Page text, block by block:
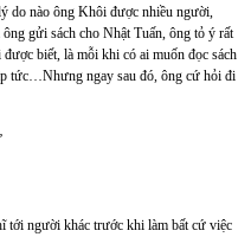
do nào ông Khôi được nhiều người,
gửi sách cho Nhật Tuấn, ông tỏ ý rất
biết, là mỗi khi có ai muốn đọc sách
tức…Nhưng ngay sau đó, ông cứ hỏi đi
tới người khác trước khi làm bất cứ việc